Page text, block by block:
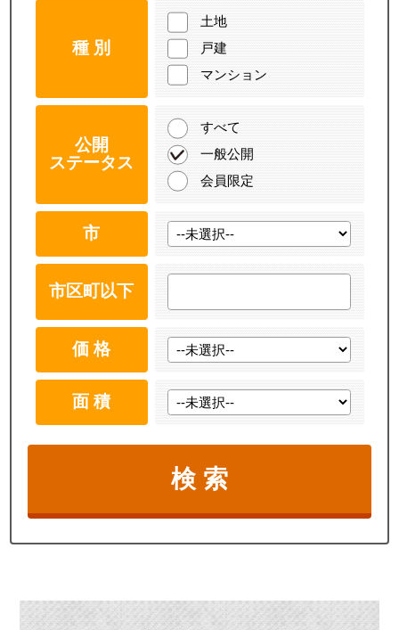
種 別
土地
戸建
マンション
公開
ステータス
すべて
一般公開
会員限定
市
市区町以下
価 格
面 積